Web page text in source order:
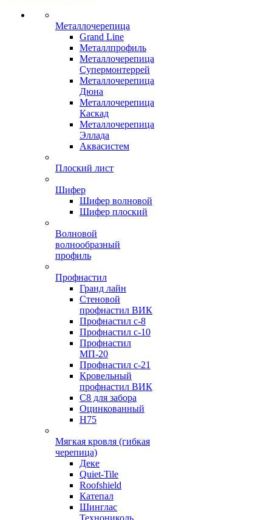
Металлочерепица
Grand Line
Металлпрофиль
Металлочерепица
Супермонтеррей
Металлочерепица
Дюна
Металлочерепица
Каскад
Металлочерепица
Эллада
Аквасистем
Плоский лист
Шифер
Шифер волновой
Шифер плоский
Волновой
волнообразный
профиль
Профнастил
Гранд лайн
Стеновой
профнастил ВИК
Профнастил с-8
Профнастил с-10
Профнастил
МП-20
Профнастил с-21
Кровельный
профнастил ВИК
С8 для забора
Оцинкованный
Н75
Мягкая кровля (гибкая
черепица)
Деке
Quiet-Tile
Roofshield
Катепал
Шинглас
Технониколь